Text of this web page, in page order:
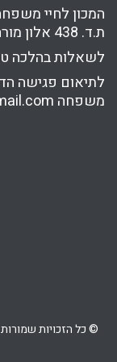
המכון לחיי
ת.ד. 438 אלון מורה
לשאלות בהלכה
לתיאום פגישה
משפחה
© כל הזכויות